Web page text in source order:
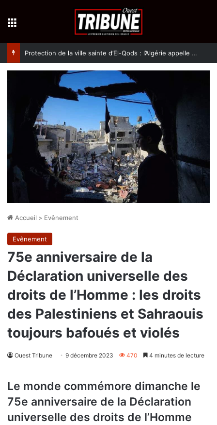
Protection de la ville sainte d’El-Qods : l’Algérie appelle à une action collective
Accueil > Evênement
Evênement
75e anniversaire de la
Déclaration universelle des
droits de l’Homme : les droits
des Palestiniens et Sahraouis
toujours bafoués et violés
Ouest Tribune 9 décembre 2023 470 4 minutes de lecture
Le monde commémore dimanche le
75e anniversaire de la Déclaration
universelle des droits de l’Homme